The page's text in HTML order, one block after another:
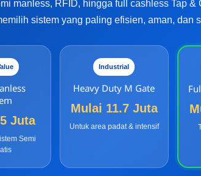
manless, RFID, hingga full cashless Tap
sistem yang paling efisien, aman, dan
Juta
Semi
Industrial
Heavy Duty M Gate
Mulai 11.7 Juta
Untuk area padat & intensif